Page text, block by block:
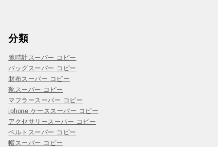
分類
腕時計スーパー コピー
バッグスーパー コピー
財布スーパー コピー
靴スーパー コピー
マフラースーパー コピー
iphone ケーススーパー コピー
アクセサリースーパー コピー
ベルトスーパー コピー
帽スーパー コピー